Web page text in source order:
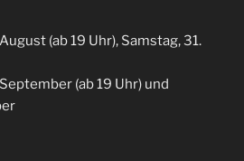
(ab 19 Uhr), Samstag, 31.
(ab 19 Uhr) und